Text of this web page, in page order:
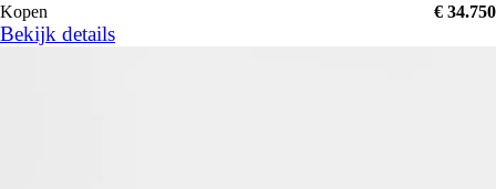
Kopen € 34.750
Bekijk details